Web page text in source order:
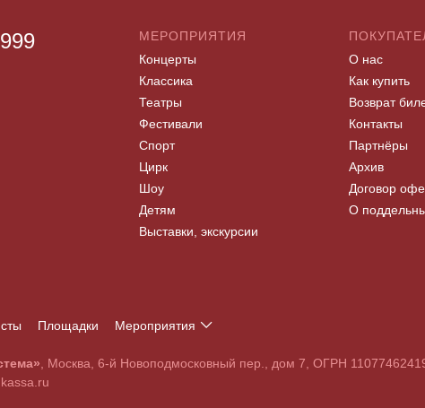
МЕРОПРИЯТИЯ
Концерты
Классика
Театры
Фестивали
Спорт
Цирк
Шоу
Детям
Выставки, экскурсии
О нас
Как купить
Возврат
Контакты
Партнёры
Архив
Договор
О
Площадки
Мероприятия
L M N O P Q R S T U V W X Y Z
, Москва, 6-й Новоподмосковный пер., дом 7, ОГРН